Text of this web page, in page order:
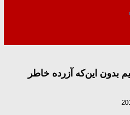
بدون این‌که آزرده خاطر